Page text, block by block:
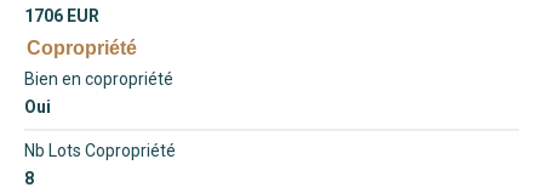
1706 EUR
Copropriété
Bien en copropriété
Oui
Nb Lots Copropriété
8